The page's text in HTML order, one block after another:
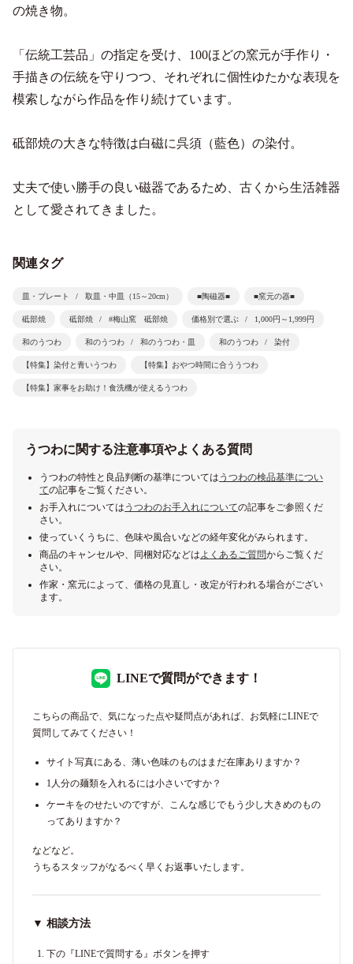
の焼き物。
「伝統工芸品」の指定を受け、100ほどの窯元が手作り・
手描きの伝統を守りつつ、それぞれに個性ゆたかな表現を
模索しながら作品を作り続けています。
砥部焼の大きな特徴は白磁に呉須（藍色）の染付。
丈夫で使い勝手の良い磁器であるため、古くから生活雑器
として愛されてきました。
関連タグ
皿・プレート 取皿・中皿（15～20cm） ■陶磁器■ ■窯元の器■
砥部焼 砥部焼 #梅山窯 砥部焼 価格別で選ぶ 1,000円～1,999円
和のうつわ 和のうつわ 和のうつわ・皿 和のうつわ 染付
【特集】染付と青いうつわ 【特集】おやつ時間に合ううつわ
【特集】家事をお助け！食洗機が使えるうつわ
うつわに関する注意事項やよくある質問
うつわの特性と良品判断の基準については うつわの検品基準につい
ての記事をご覧ください。
お手入れについては うつわのお手入れについての記事をご参照くだ
さい。
使っていくうちに、色味や風合いなどの経年変化がみられます。
商品のキャンセルや、同梱対応などは よくあるご質問からご覧くだ
さい。
作家・窯元によって、価格の見直し・改定が行われる場合がござい
ます。
LINEで質問ができます！
こちらの商品で、気になった点や疑問点があれば、お気軽にLINEで
質問してみてください！
サイト写真にある、薄い色味のものはまだ在庫ありますか？
1人分の麺類を入れるには小さいですか？
ケーキをのせたいのですが、こんな感じでもう少し大きめのもの
ってありますか？
などなど。
うちるスタッフがなるべく早くお返事いたします。
▼ 相談方法
下の『LINEで質問する』ボタンを押す